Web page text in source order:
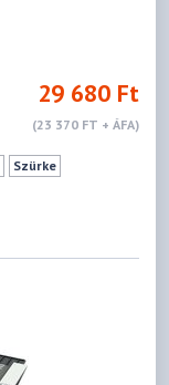
29 680 Ft
(23 370 FT + ÁFA)
Szürke